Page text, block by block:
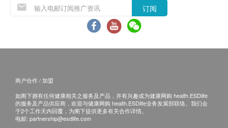
$400 百佳电子礼券
谷草转氨酵素
尿素
肌酸酐
肾丝球过滤率
订阅
商户合作 / 加盟
如阁下拥有任何健康相关之服务及产品，并有兴趣成为健康网购 health.ESDlife
的服务及产品供应商，欢迎与健康网购 health.ESDlife业务发展部联络。我们会
于2个工作天内回覆，为阁下提供更多有关合作详情。
电邮: partnership@esdlife.com